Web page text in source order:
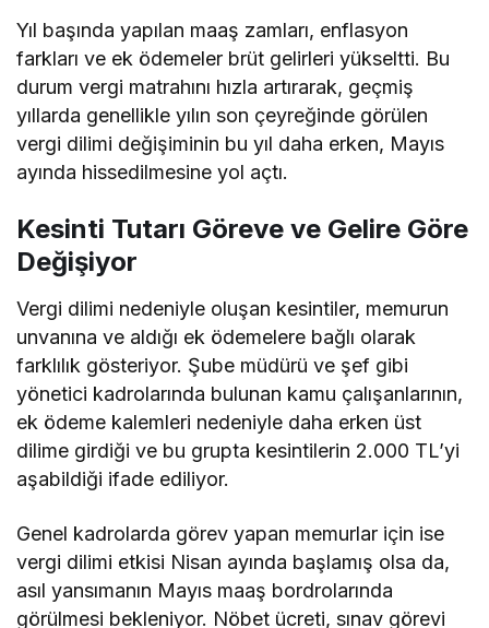
Yıl başında yapılan maaş zamları, enflasyon
farkları ve ek ödemeler brüt gelirleri yükseltti. Bu
durum vergi matrahını hızla artırarak, geçmiş
yıllarda genellikle yılın son çeyreğinde görülen
vergi dilimi değişiminin bu yıl daha erken, Mayıs
ayında hissedilmesine yol açtı.
Kesinti Tutarı Göreve ve Gelire Göre
Değişiyor
Vergi dilimi nedeniyle oluşan kesintiler, memurun
unvanına ve aldığı ek ödemelere bağlı olarak
farklılık gösteriyor. Şube müdürü ve şef gibi
yönetici kadrolarında bulunan kamu çalışanlarının,
ek ödeme kalemleri nedeniyle daha erken üst
dilime girdiği ve bu grupta kesintilerin 2.000 TL’yi
aşabildiği ifade ediliyor.
Genel kadrolarda görev yapan memurlar için ise
vergi dilimi etkisi Nisan ayında başlamış olsa da,
asıl yansımanın Mayıs maaş bordrolarında
görülmesi bekleniyor. Nöbet ücreti, sınav görevi